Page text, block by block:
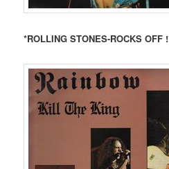
*ROLLING STONES-ROCKS OFF !